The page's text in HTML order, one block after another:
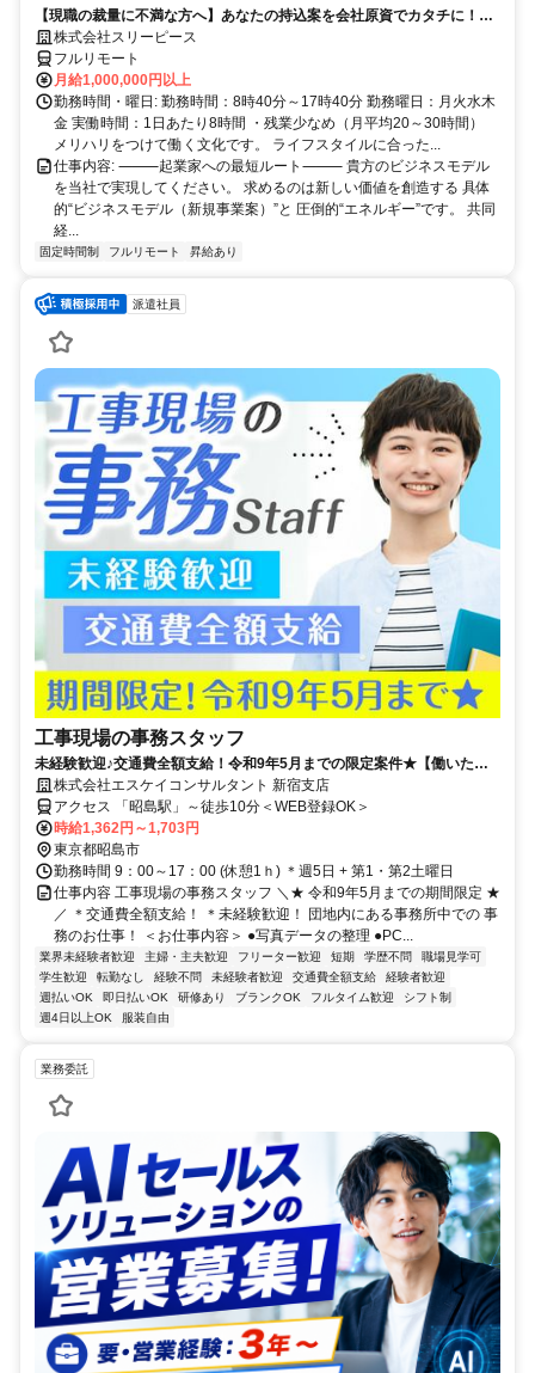
【現職の裁量に不満な方へ】あなたの持込案を会社原資でカタチに！最
短6ヶ月で共同経営者の道へ
株式会社スリーピース
フルリモート
月給1,000,000円以上
勤務時間・曜日: 勤務時間：8時40分～17時40分 勤務曜日：月火水木
金 実働時間：1日あたり8時間 ・残業少なめ（月平均20～30時間）
メリハリをつけて働く文化です。 ライフスタイルに合った...
仕事内容: ⸻起業家への最短ルート⸻ 貴方のビジネスモデル
を当社で実現してください。 求めるのは新しい価値を創造する 具体
的“ビジネスモデル（新規事業案）”と 圧倒的“エネルギー”です。 共同
経...
固定時間制 フルリモート 昇給あり
派遣社員
工事現場の事務スタッフ
未経験歓迎♪交通費全額支給！令和9年5月までの限定案件★【働いた分
はすぐ欲しい×日払いOK！】
株式会社エスケイコンサルタント 新宿支店
アクセス 「昭島駅」～徒歩10分＜WEB登録OK＞
時給1,362円～1,703円
東京都昭島市
勤務時間 9：00～17：00 (休憩1ｈ) ＊週5日 + 第1・第2土曜日
仕事内容 工事現場の事務スタッフ ＼★ 令和9年5月までの期間限定 ★
／ ＊交通費全額支給！ ＊未経験歓迎！ 団地内にある事務所中での 事
務のお仕事！ ＜お仕事内容＞ ●写真データの整理 ●PC...
業界未経験者歓迎 主婦・主夫歓迎 フリーター歓迎 短期 学歴不問
職場見学可
学生歓迎
転勤なし 経験不問 未経験者歓迎 交通費全額支給
経験者歓迎
週払いOK
即日払いOK 研修あり ブランクOK フルタイム歓迎
シフト制
週4日以上OK
服装自由
業務委託